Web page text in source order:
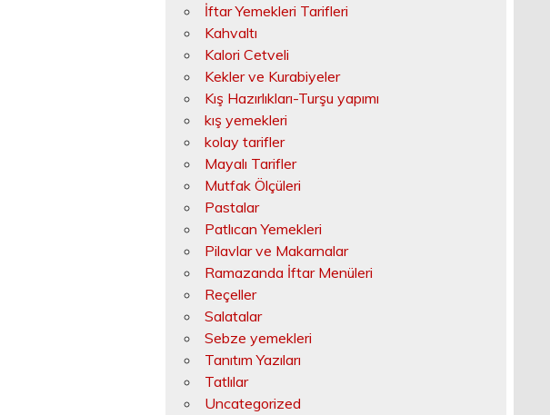
İftar Yemekleri Tarifleri
Kahvaltı
Kalori Cetveli
Kekler ve Kurabiyeler
Kış Hazırlıkları-Turşu yapımı
kış yemekleri
kolay tarifler
Mayalı Tarifler
Mutfak Ölçüleri
Pastalar
Patlıcan Yemekleri
Pilavlar ve Makarnalar
Ramazanda İftar Menüleri
Reçeller
Salatalar
Sebze yemekleri
Tanıtım Yazıları
Tatlılar
Uncategorized